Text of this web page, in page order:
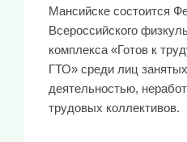
Мансийске состоится
Всероссийского
комплекса «Готов к
ГТО» среди лиц
деятельностью,
трудовых коллективов.